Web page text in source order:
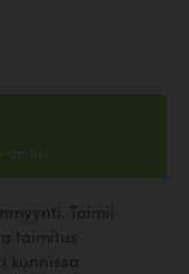
Toimii
toimitus
kunnissa